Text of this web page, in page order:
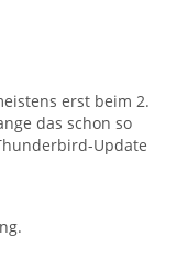
erst beim 2.
das schon so
Update